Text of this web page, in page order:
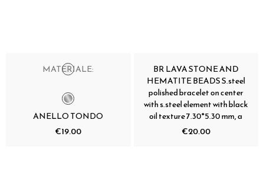
MATERIALE:
ANELLO TONDO
€19.00
BR LAVA STONE AND
HEMATITE BEADS S.steel
polished bracelet on center
with s.steel element with black
oil texture 7.30*5.30 mm, a
€20.00